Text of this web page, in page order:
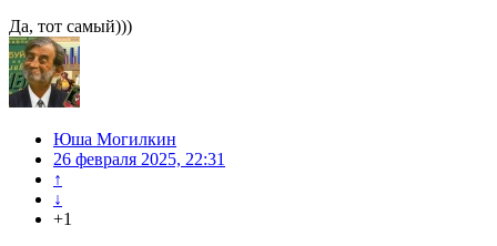
Да, тот самый)))
Юша Могилкин
26 февраля 2025, 22:31
↑
↓
+1